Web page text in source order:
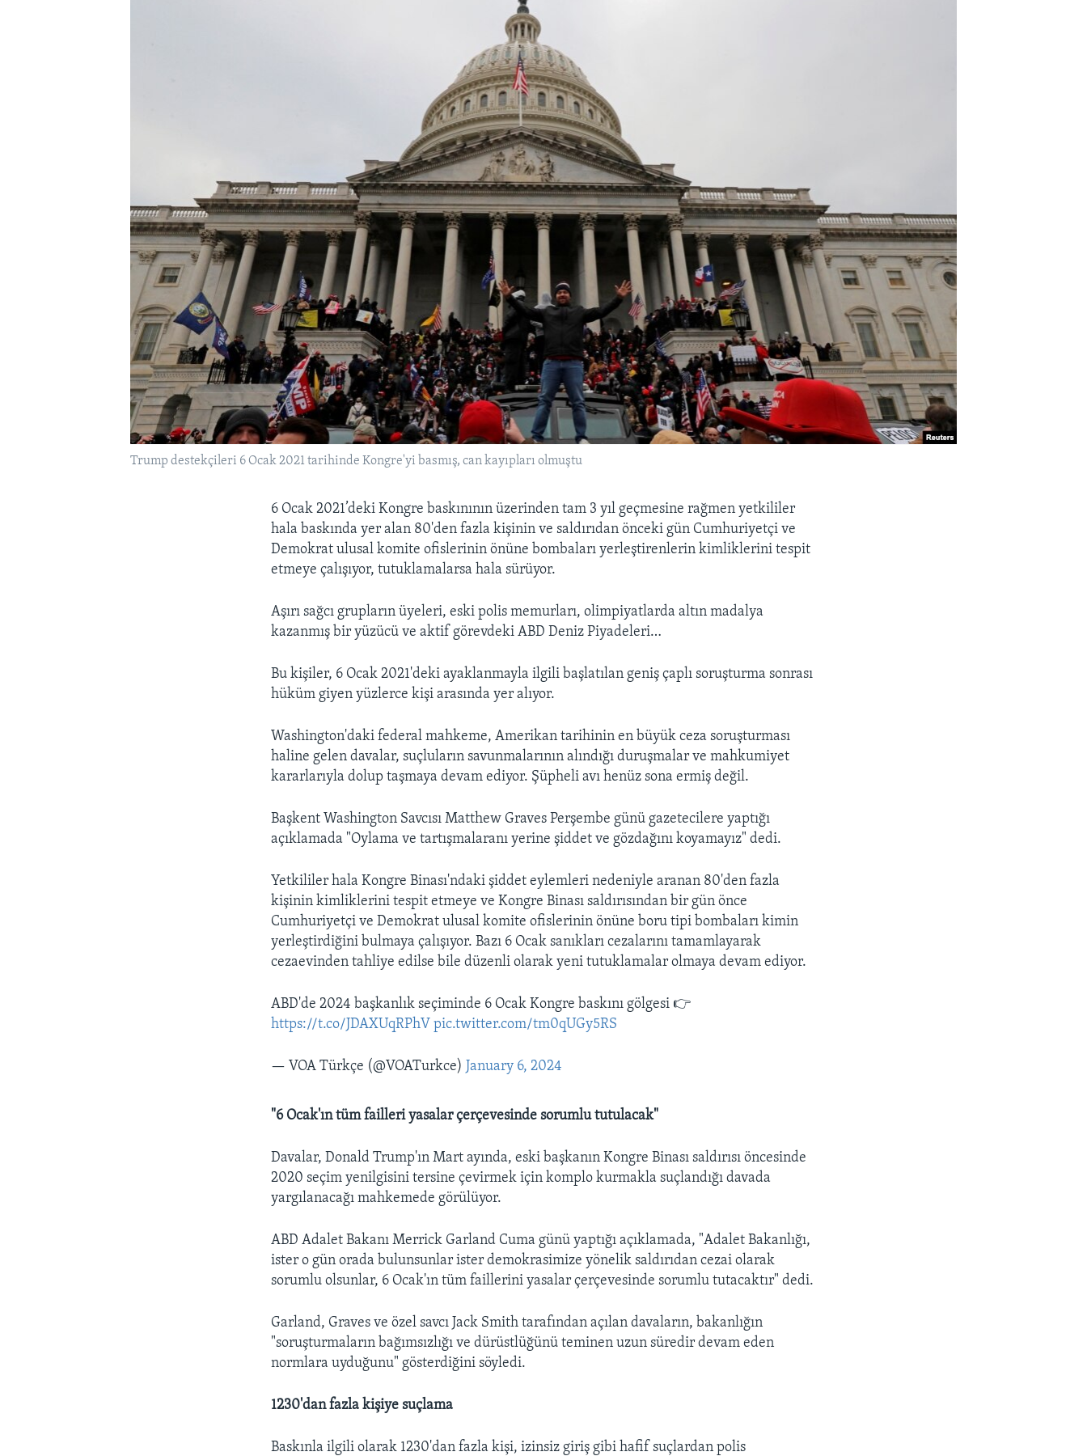
Trump destekçileri 6 Ocak 2021 tarihinde Kongre'yi basmış, can kayıpları olmuştu
6 Ocak 2021’deki Kongre baskınının üzerinden tam 3 yıl geçmesine rağmen yetkililer
hala baskında yer alan 80'den fazla kişinin ve saldırıdan önceki gün Cumhuriyetçi ve
Demokrat ulusal komite ofislerinin önüne bombaları yerleştirenlerin kimliklerini tespit
etmeye çalışıyor, tutuklamalarsa hala sürüyor.
Aşırı sağcı grupların üyeleri, eski polis memurları, olimpiyatlarda altın madalya
kazanmış bir yüzücü ve aktif görevdeki ABD Deniz Piyadeleri…
Bu kişiler, 6 Ocak 2021'deki ayaklanmayla ilgili başlatılan geniş çaplı soruşturma sonrası
hüküm giyen yüzlerce kişi arasında yer alıyor.
Washington'daki federal mahkeme, Amerikan tarihinin en büyük ceza soruşturması
haline gelen davalar, suçluların savunmalarının alındığı duruşmalar ve mahkumiyet
kararlarıyla dolup taşmaya devam ediyor. Şüpheli avı henüz sona ermiş değil.
Başkent Washington Savcısı Matthew Graves Perşembe günü gazetecilere yaptığı
açıklamada "Oylama ve tartışmalaranı yerine şiddet ve gözdağını koyamayız" dedi.
Yetkililer hala Kongre Binası'ndaki şiddet eylemleri nedeniyle aranan 80'den fazla
kişinin kimliklerini tespit etmeye ve Kongre Binası saldırısından bir gün önce
Cumhuriyetçi ve Demokrat ulusal komite ofislerinin önüne boru tipi bombaları kimin
yerleştirdiğini bulmaya çalışıyor. Bazı 6 Ocak sanıkları cezalarını tamamlayarak
cezaevinden tahliye edilse bile düzenli olarak yeni tutuklamalar olmaya devam ediyor.
ABD'de 2024 başkanlık seçiminde 6 Ocak Kongre baskını gölgesi 👉
https://t.co/JDAXUqRPhV pic.twitter.com/tm0qUGy5RS
— VOA Türkçe (@VOATurkce) January 6, 2024
"6 Ocak'ın tüm failleri yasalar çerçevesinde sorumlu tutulacak"
Davalar, Donald Trump'ın Mart ayında, eski başkanın Kongre Binası saldırısı öncesinde
2020 seçim yenilgisini tersine çevirmek için komplo kurmakla suçlandığı davada
yargılanacağı mahkemede görülüyor.
ABD Adalet Bakanı Merrick Garland Cuma günü yaptığı açıklamada, "Adalet Bakanlığı,
ister o gün orada bulunsunlar ister demokrasimize yönelik saldırıdan cezai olarak
sorumlu olsunlar, 6 Ocak'ın tüm faillerini yasalar çerçevesinde sorumlu tutacaktır" dedi.
Garland, Graves ve özel savcı Jack Smith tarafından açılan davaların, bakanlığın
"soruşturmaların bağımsızlığı ve dürüstlüğünü teminen uzun süredir devam eden
normlara uyduğunu" gösterdiğini söyledi.
1230'dan fazla kişiye suçlama
Baskınla ilgili olarak 1230'dan fazla kişi, izinsiz giriş gibi hafif suçlardan polis